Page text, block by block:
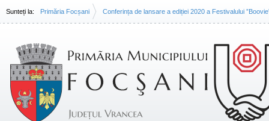
Sunteți la: Primăria Focșani Conferința de lansare a ediției 2020 a Festivalului